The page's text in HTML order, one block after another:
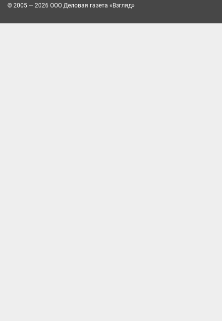
© 2005 — 2026 ООО Деловая газета «Взгляд»